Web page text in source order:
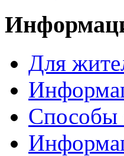
Для
Способы